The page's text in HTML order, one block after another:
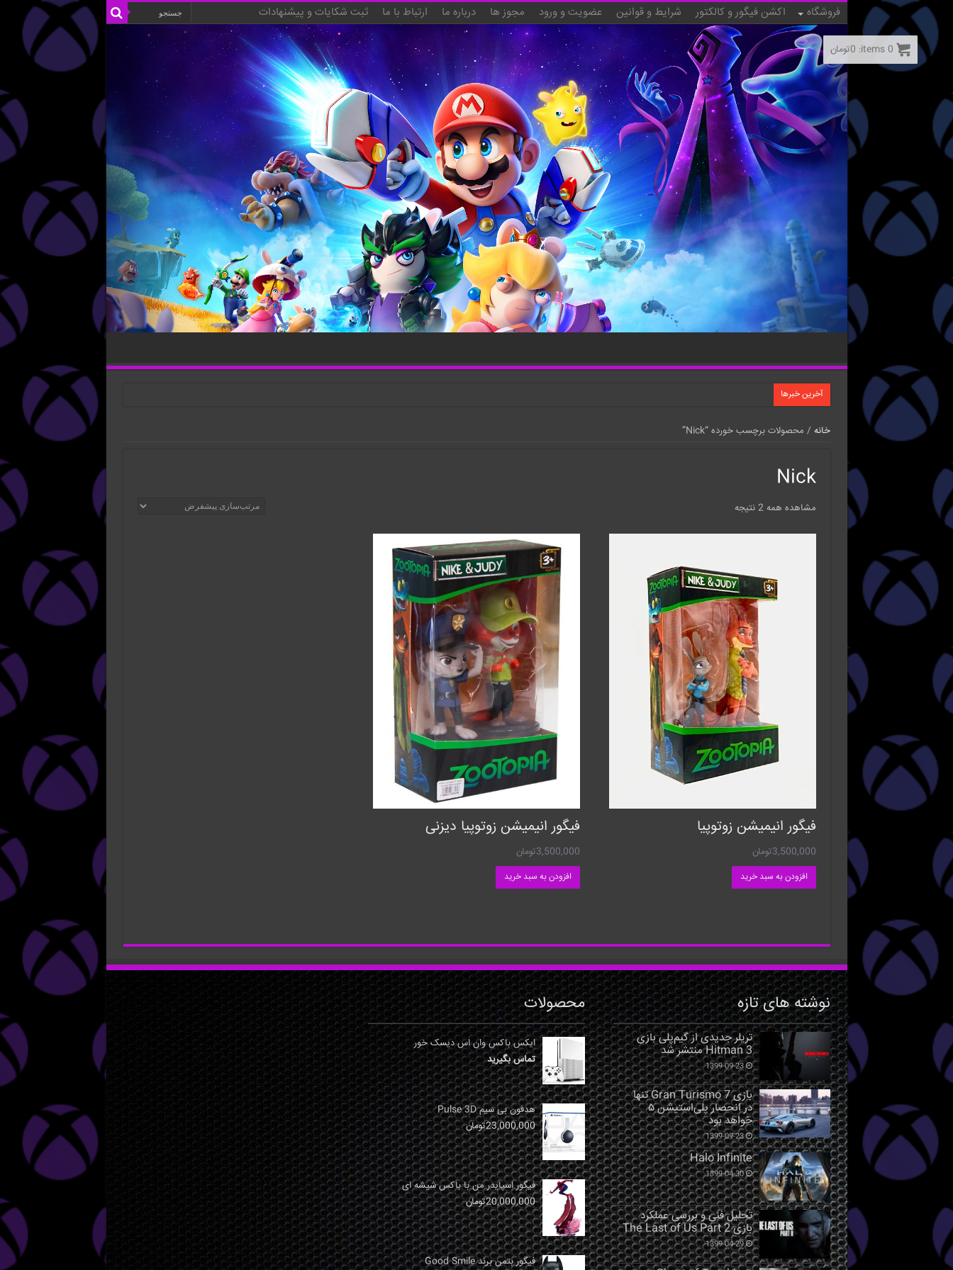
فروشگاه اکشن فیگور و کالکتور شرایط و قوانین عضویت و ورود مجوز ها درباره ما ارتباط با ما ثبت شکایات و پیشنهادات
آخرین خبرها
خانه / محصولات برچسب خورده “Nick”
Nick
مشاهده همه 2 نتیجه
فیگور انیمیشن زوتوپیا
3,500,000تومان
افزودن به سبد خرید
فیگور انیمیشن زوتوپیا دیزنی
3,500,000تومان
افزودن به سبد خرید
نوشته های تازه
تریلر جدیدی از گیم‌پلی بازی
Hitman 3 منتشر شد
1399-09-23
بازی Gran Turismo 7 تنها
در انحصار پلی‌استیشن ۵
خواهد بود
1399-09-23
Halo Infinite
1399-04-30
تحلیل فنی و بررسی عملکرد
بازی The Last of Us Part 2
1399-04-29
محصولات
ایکس باکس وان اس دیسک خور
تماس بگیرید
هدفون بی سیم Pulse 3D
23,000,000تومان
فیگور اسپایدر من با باکس شیشه ای
20,000,000تومان
فیگور بتمن برند Good Smile
0
items:
0تومان